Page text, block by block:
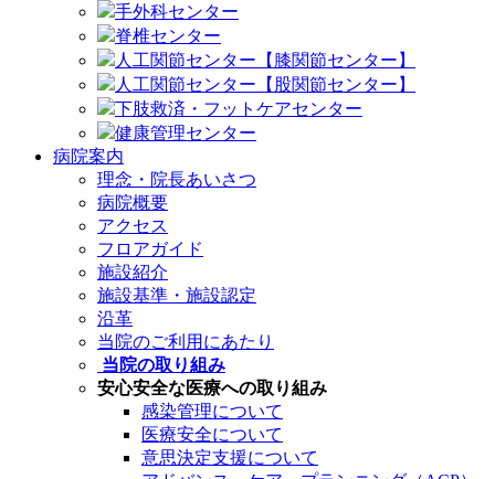
手外科センター
脊椎センター
人工関節センター【膝関節センター】
人工関節センター【股関節センター】
下肢救済・フットケアセンター
健康管理センター
病院案内
理念・院長あいさつ
病院概要
アクセス
フロアガイド
施設紹介
施設基準・施設認定
沿革
当院のご利用にあたり
当院の取り組み
安心安全な医療への取り組み
感染管理について
医療安全について
意思決定支援について